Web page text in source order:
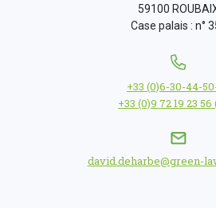
59100
Case palais : n°
+33 (0)6-30-44-
+33 (0)9 72 19 23 56
david.deharbe@green-